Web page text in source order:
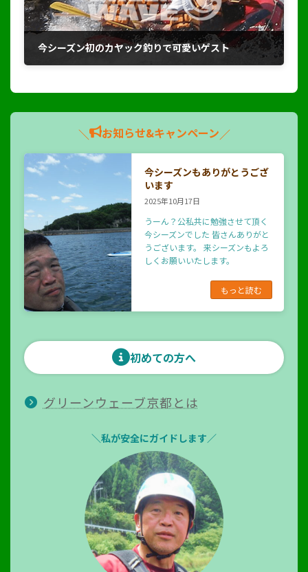
今シーズン初のカヤック釣りで可愛いゲスト
＼ お知らせ&キャンペーン／
今シーズンもありがとうござ
います
2025年10月17日
うーん？公私共に勉強させて頂く
今シーズンでした 皆さんありがと
うございます。 来シーズンもよろ
しくお願いいたします。
もっと読む
初めての方へ
グリーンウェーブ京都とは
＼私が安全にガイドします／